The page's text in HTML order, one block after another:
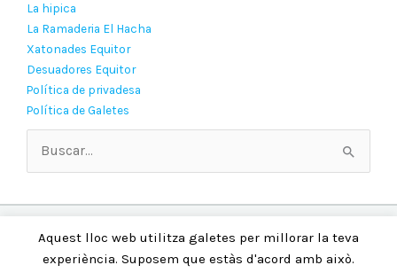
La hipica
La Ramaderia El Hacha
Xatonades Equitor
Desuadores Equitor
Política de privadesa
Política de Galetes
Buscar
por:
Copyright © 2026 Hipica Equitor
Aquest lloc web utilitza galetes per millorar la teva
experiència. Suposem que estàs d'acord amb això.